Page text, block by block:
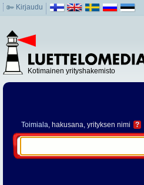
Kirjaudu
Kotimainen yrityshakemisto
Toimiala, hakusana, yrityksen nimi ?